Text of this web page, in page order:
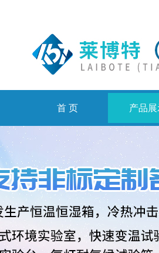
首 页 产品